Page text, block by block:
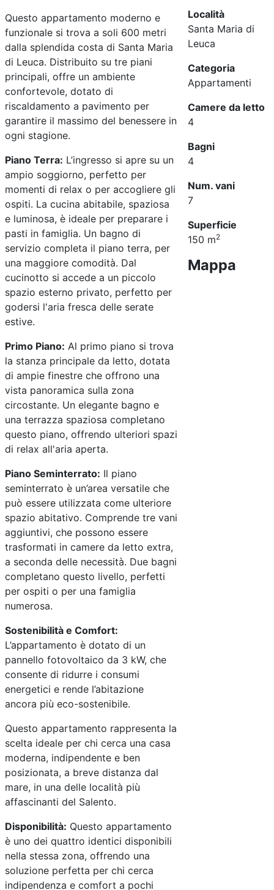
Questo appartamento moderno e
funzionale si trova a soli 600 metri
dalla splendida costa di Santa Maria
di Leuca. Distribuito su tre piani
principali, offre un ambiente
confortevole, dotato di
riscaldamento a pavimento per
garantire il massimo del benessere in
ogni stagione.
Piano Terra: L’ingresso si apre su un
ampio soggiorno, perfetto per
momenti di relax o per accogliere gli
ospiti. La cucina abitabile, spaziosa
e luminosa, è ideale per preparare i
pasti in famiglia. Un bagno di
servizio completa il piano terra, per
una maggiore comodità. Dal
cucinotto si accede a un piccolo
spazio esterno privato, perfetto per
godersi l'aria fresca delle serate
estive.
Primo Piano: Al primo piano si trova
la stanza principale da letto, dotata
di ampie finestre che offrono una
vista panoramica sulla zona
circostante. Un elegante bagno e
una terrazza spaziosa completano
questo piano, offrendo ulteriori spazi
di relax all'aria aperta.
Piano Seminterrato: Il piano
seminterrato è un’area versatile che
può essere utilizzata come ulteriore
spazio abitativo. Comprende tre vani
aggiuntivi, che possono essere
trasformati in camere da letto extra,
a seconda delle necessità. Due bagni
completano questo livello, perfetti
per ospiti o per una famiglia
numerosa.
Sostenibilità e Comfort:
L’appartamento è dotato di un
pannello fotovoltaico da 3 kW, che
consente di ridurre i consumi
energetici e rende l’abitazione
ancora più eco-sostenibile.
Questo appartamento rappresenta la
scelta ideale per chi cerca una casa
moderna, indipendente e ben
posizionata, a breve distanza dal
mare, in una delle località più
affascinanti del Salento.
Disponibilità: Questo appartamento
è uno dei quattro identici disponibili
nella stessa zona, offrendo una
soluzione perfetta per chi cerca
indipendenza e comfort a pochi
Località
Santa Maria di
Leuca
Categoria
Appartamenti
Camere da letto
4
Bagni
4
Num. vani
7
Superficie
150 m2
Mappa